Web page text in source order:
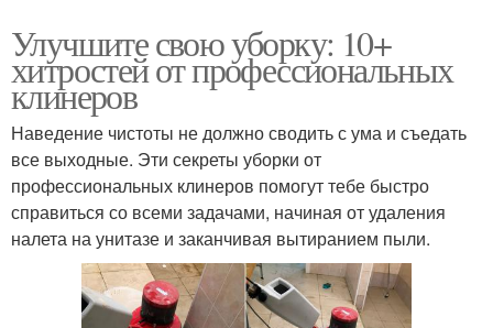
Улучшите свою уборку: 10+
хитростей от профессиональных
клинеров
Наведение чистоты не должно сводить с ума и съедать
все выходные. Эти секреты уборки от
профессиональных клинеров помогут тебе быстро
справиться со всеми задачами, начиная от удаления
налета на унитазе и заканчивая вытиранием пыли.